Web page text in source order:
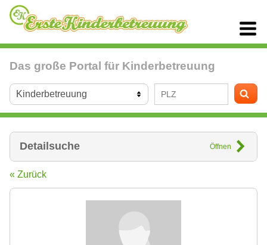
Das große Portal für Kinderbetreuung
Detailsuche Öffnen
« Zurück